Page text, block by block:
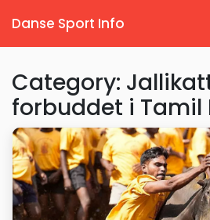
Danse Sport Info
Category:
forbuddet i Tamil